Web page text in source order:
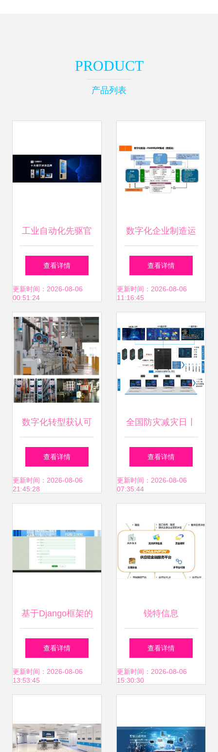
PRODUCT
产品列表
工业自动化先驱官
利强 以匠心铸就智
造未来
查看详情
更新时间：2026-08-06
00:51:24
数字化企业制造运
营管理设计方案 制
造运营管理 mom
mom系统的集成与
协同 企业实施
查看详情
更新时间：2026-08-06
11:16:45
数字化转型获认可
芜湖东方雨虹被评
为2024年安徽省智
查看详情
更新时间：2026-08-06
21:45:28
全国防灾减灾日丨
联建光电智慧人防
显示方案 筑牢安全
息系统集成新篇章
查看详情
更新时间：2026-08-06
07:35:44
基于Django框架的
医院医患互动信息
服务系统设计与实
查看详情
更新时间：2026-08-06
13:53:45
锐特信息
SinoServices 赋能
智慧物流的系统集
查看详情
更新时间：2026-08-06
15:30:30